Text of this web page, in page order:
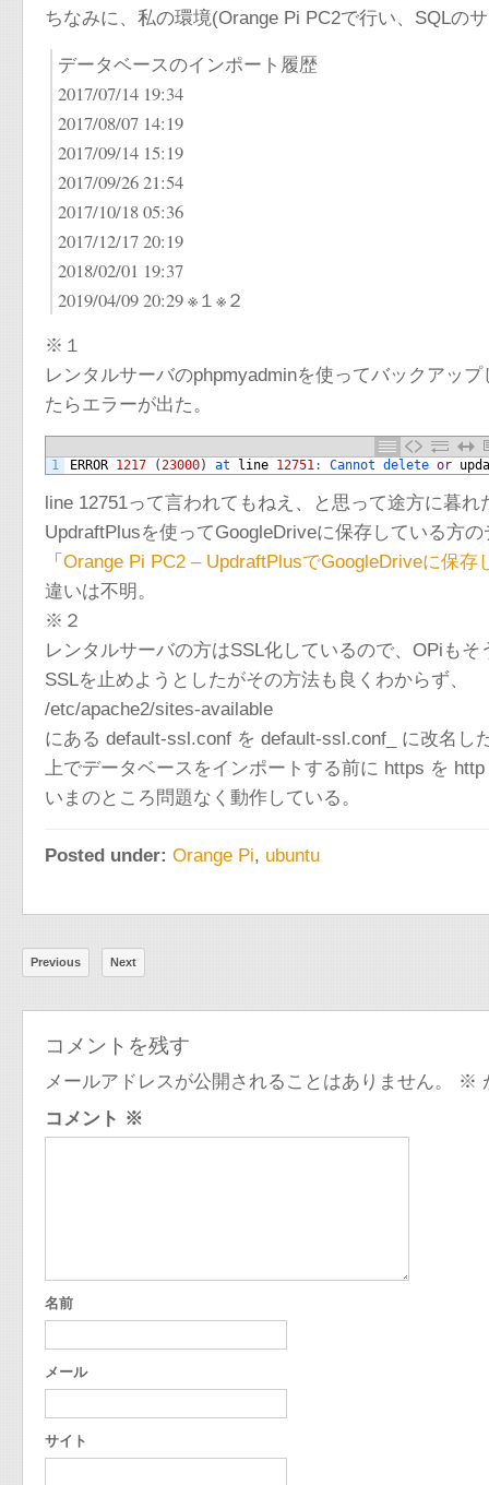
ちなみに、私の環境(Orange Pi PC2で行い、SQLの
データベースのインポート履歴
2017/07/14 19:34
2017/08/07 14:19
2017/09/14 15:19
2017/09/26 21:54
2017/10/18 05:36
2017/12/17 20:19
2018/02/01 19:37
2019/04/09 20:29 ※１※２
※１
レンタルサーバのphpmyadminを使ってバックアッ
たらエラーが出た。
1 ERROR 1217 (23000) at line 12751: Cannot delete or
line 12751って言われてもねえ、と思って途方に暮れ
UpdraftPlusを使ってGoogleDriveに保存している方
「 Orange Pi PC2 – UpdraftPlusでGoogleDriveに保
違いは不明。
※２
レンタルサーバの方はSSL化しているので、OPiも
SSLを止めようとしたがその方法も良くわからず、
/etc/apache2/sites-available
にある default-ssl.conf を default-ssl.conf_ に改名し
上でデータベースをインポートする前に https を
いまのところ問題なく動作している。
Posted under: Orange Pi, ubuntu
Previous Next
コメントを残す
メールアドレスが公開されることはありません。 ※
コメント ※
名前
メール
サイト